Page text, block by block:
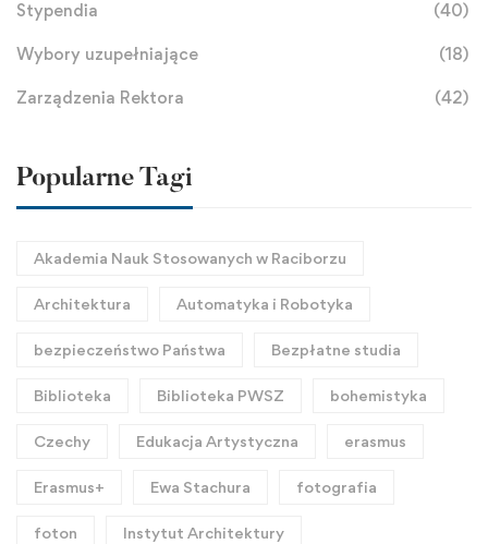
Stypendia (40)
Wybory uzupełniające (18)
Zarządzenia Rektora (42)
Popularne Tagi
Akademia Nauk Stosowanych w Raciborzu
Architektura Automatyka i Robotyka
bezpieczeństwo Państwa Bezpłatne studia
Biblioteka Biblioteka PWSZ bohemistyka
Czechy Edukacja Artystyczna erasmus
Erasmus+ Ewa Stachura fotografia
foton Instytut Architektury